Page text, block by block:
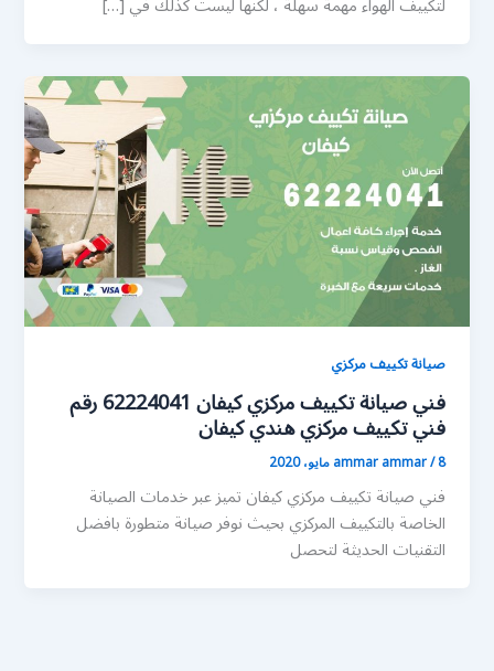
صيانة تكييف مركزي
فني صيانة تكييف مركزي كيفان 62224041 رقم
فني تكييف مركزي هندي كيفان
ammar ammar/8 مايو، 2020
فني صيانة تكييف مركزي كيفان تميز عبر خدمات الصيانة
الخاصة بالتكييف المركزي بحيث نوفر صيانة متطورة بافضل
التقنيات الحديثة لتحصل